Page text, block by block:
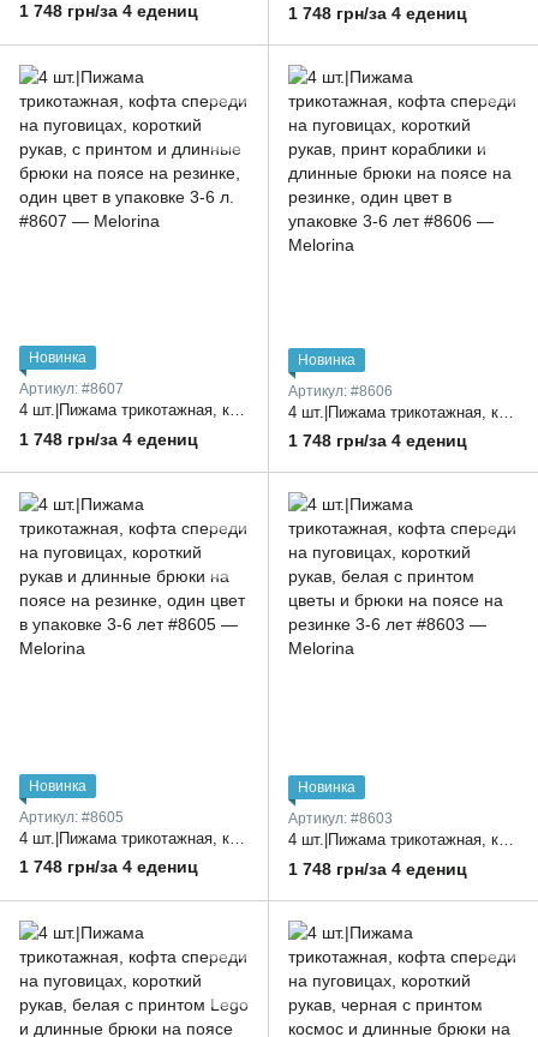
1 748 грн/за 4 едениц 1 748 грн/за 4 едениц
Новинка
Артикул: #8607
4 шт.|Пижама трикотажная, кофта спереди на пуговицах, короткий рукав, с принтом и длинные брюки на поясе на резинке, один цвет в упаковке 3-6 л.
1 748 грн/за 4 едениц
Новинка
Артикул: #8606
1 748 грн/за 4 едениц
Новинка
Артикул: #8605
1 748 грн/за 4 едениц
Новинка
Артикул: #8603
4 шт.|Пижама трикотажная, кофта спереди на пуговицах, короткий рукав, белая с принтом цветы и брюки на поясе на резинке 3-6 лет
1 748 грн/за 4 едениц